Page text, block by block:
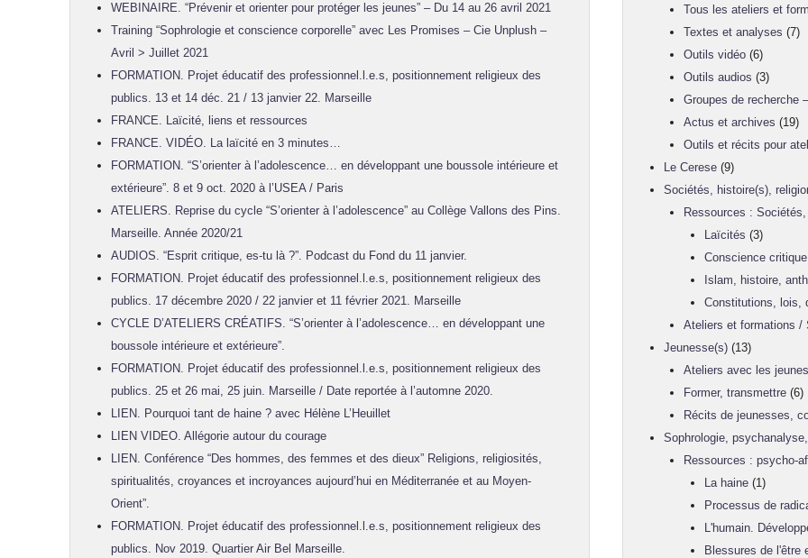
WEBINAIRE. “Prévenir et orienter pour protéger les jeunes” – Du 14 au 26 avril 2021
Training “Sophrologie et conscience corporelle” avec Les Promises – Cie Unplush –
Avril > Juillet 2021
FORMATION. Projet éducatif des professionnel.l.e.s, positionnement religieux des
publics. 13 et 14 déc. 21 / 13 janvier 22. Marseille
FRANCE. Laïcité, liens et ressources
FRANCE. VIDÉO. La laïcité en 3 minutes…
FORMATION. “S’orienter à l’adolescence… en développant une boussole intérieure et
extérieure”. 8 et 9 oct. 2020 à l’USEA / Paris
ATELIERS. Reprise du cycle “S’orienter à l’adolescence” au Collège Vallons des Pins.
Marseille. Année 2020/21
AUDIOS. “Esprit critique, es-tu là ?”. Podcast du Fond du 11 janvier.
FORMATION. Projet éducatif des professionnel.l.e.s, positionnement religieux des
publics. 17 décembre 2020 / 22 janvier et 11 février 2021. Marseille
CYCLE D’ATELIERS CRÉATIFS. “S’orienter à l’adolescence… en développant une
boussole intérieure et extérieure”.
FORMATION. Projet éducatif des professionnel.l.e.s, positionnement religieux des
publics. 25 et 26 mai, 25 juin. Marseille / Date reportée à l’automne 2020.
LIEN. Pourquoi tant de haine ? avec Hélène L’Heuillet
LIEN VIDEO. Allégorie autour du courage
LIEN. Conférence “Des hommes, des femmes et des dieux” Religions, religiosités,
spiritualités, croyances et incroyances aujourd’hui en Méditerranée et au Moyen-
Orient”.
FORMATION. Projet éducatif des professionnel.l.e.s, positionnement religieux des
publics. Nov 2019. Quartier Air Bel Marseille.
Tous les ateliers et
Textes et analyses (7)
Outils vidéo (6)
Outils audios (3)
Groupes de recherche
Actus et archives (19)
Outils et récits pour
Le Cerese(9)
Sociétés, histoire(s),
Ressources :
Laïcités (3)
Conscience
Islam, histoire,
Constitutions, lois,
Ateliers et formations /
Jeunesse(s)(13)
Ateliers avec les jeunes
Former, transmettre (6)
Récits de jeunesses,
Sophrologie,
Ressources : psycho-
La haine(1)
Processus de
L'humain.
Blessures de l'être